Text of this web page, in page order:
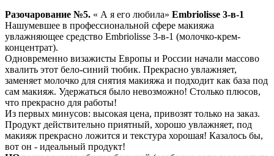
Разочарование №5. « А я его любила» Embriolisse 3-в-1
Нашумевшее в профессиональной сфере макияжа
увлажняющее средство Embriolisse 3-в-1 (молочко-крем-
концентрат).
Одновременно визажисты Европы и России начали массово
хвалить этот бело-синий тюбик. Прекрасно увлажняет,
заменяет молочко для снятия макияжа и подходит как база под
сам макияж. Удержаться было невозможно! Столько плюсов,
что прекрасно для работы!
Из первых минусов: высокая цена, привозят только на заказ.
Продукт действительно приятный, хорошо увлажняет, под
макияж прекрасно ложится и текстура хорошая! Казалось бы,
вот он - идеальный продукт!